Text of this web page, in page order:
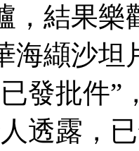
，結果樂
海纈沙坦
發批件”
透露，